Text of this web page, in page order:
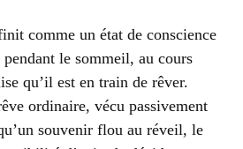
comme un état de conscience
le sommeil, au cours
qu’il est en train de rêver.
ordinaire, vécu passivement
souvenir flou au réveil, le